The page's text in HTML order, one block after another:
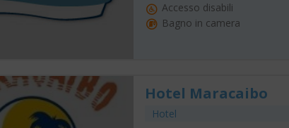
Accesso disabili
Bagno in camera
Hotel Maracaibo
Hotel